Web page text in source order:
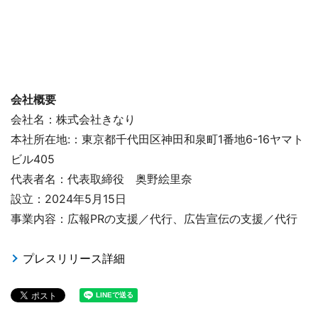
会社概要
会社名：株式会社きなり
本社所在地:：東京都千代田区神田和泉町1番地6-16ヤマト
ビル405
代表者名：代表取締役 奥野絵里奈
設立：2024年5月15日
事業内容：広報PRの支援／代行、広告宣伝の支援／代行
プレスリリース詳細